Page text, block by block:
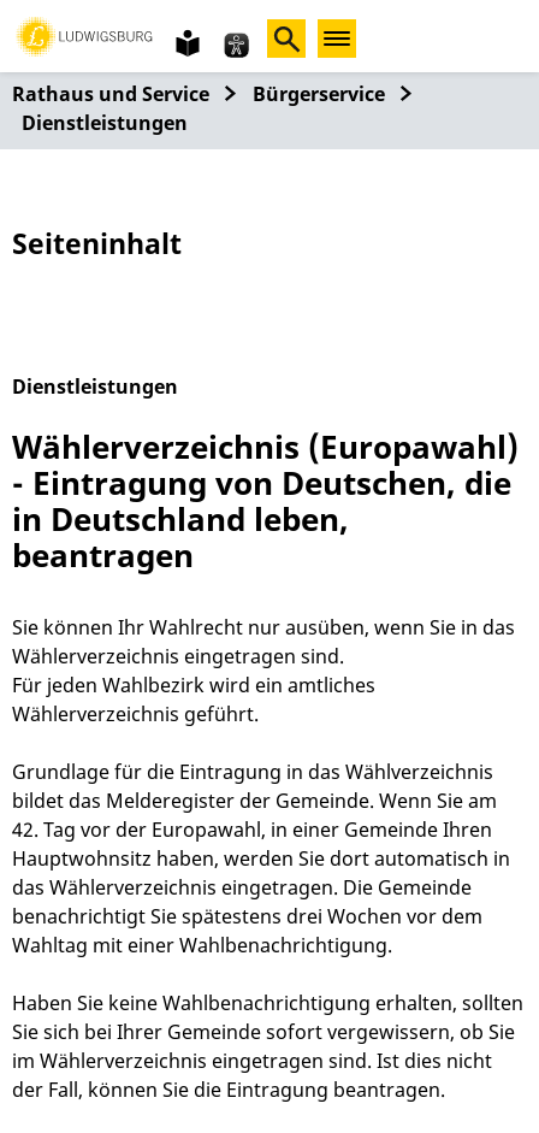
Gebärdensprache
leichte
Sprache
Rathaus und Service
Bürgerservice
Dienstleistungen
Seiteninhalt
Dienstleistungen
Wählerverzeichnis (Europawahl)
- Eintragung von Deutschen, die
in Deutschland leben,
beantragen
Sie können Ihr Wahlrecht nur ausüben, wenn Sie in das
Wählerverzeichnis eingetragen sind.
Für jeden Wahlbezirk wird ein amtliches
Wählerverzeichnis geführt.
Grundlage für die Eintragung in das Wählverzeichnis
bildet das Melderegister der Gemeinde. Wenn Sie am
42. Tag vor der Europawahl, in einer Gemeinde Ihren
Hauptwohnsitz haben, werden Sie dort automatisch in
das Wählerverzeichnis eingetragen. Die Gemeinde
benachrichtigt Sie spätestens drei Wochen vor dem
Wahltag mit einer Wahlbenachrichtigung.
Haben Sie keine Wahlbenachrichtigung erhalten, sollten
Sie sich bei Ihrer Gemeinde sofort vergewissern, ob Sie
im Wählerverzeichnis eingetragen sind. Ist dies nicht
der Fall, können Sie die Eintragung beantragen.